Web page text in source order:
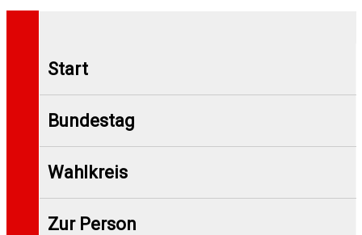
Start
Bundestag
Wahlkreis
Zur Person